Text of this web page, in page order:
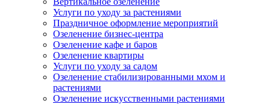
Услуги по уходу за растениями
Праздничное оформление мероприятий
Озеленение бизнес-центра
Озеленение кафе и баров
Озеленение квартиры
Услуги по уходу за садом
Озеленение стабилизированными мхом и
растениями
Озеленение искусственными растениями